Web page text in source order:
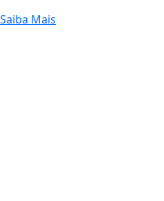
Saiba Mais